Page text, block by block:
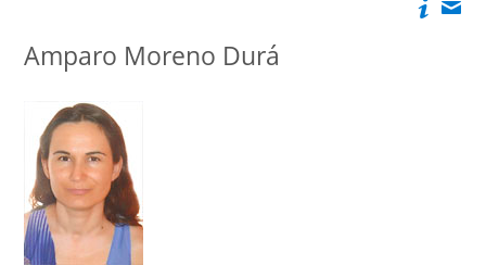
Amparo Moreno Durá